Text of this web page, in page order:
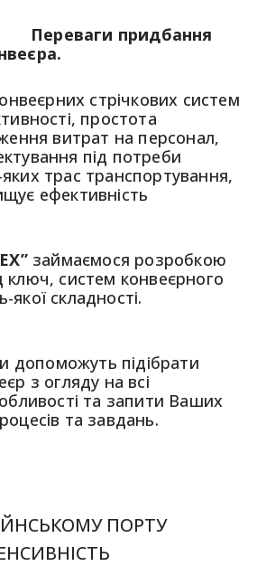
придбання
стрічкових систем
простота
витрат на персонал,
під потреби
трас транспортування,
ефективність
займаємося розробкою
систем конвеєрного
складності.
підібрати
з огляду на всі
та запити Ваших
та завдань.
ПОРТУ